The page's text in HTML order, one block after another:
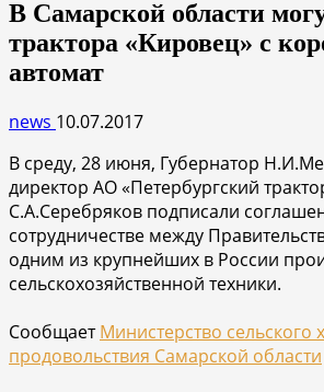
В Самарской области
трактора «Кировец» с
автомат
news 10.07.2017
В среду, 28 июня, Губернатор
директор АО «Петербургский
С.А.Серебряков подписали
сотрудничестве между
одним из крупнейших в России
сельскохозяйственной техники.
СообщаетМинистерство сельского
продовольствия Самарской области